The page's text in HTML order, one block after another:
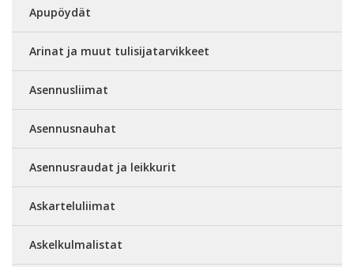
Apupöydät
Arinat ja muut tulisijatarvikkeet
Asennusliimat
Asennusnauhat
Asennusraudat ja leikkurit
Askarteluliimat
Askelkulmalistat